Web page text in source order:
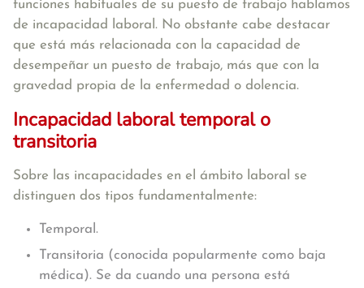
funciones habituales de su puesto de trabajo hablamos
de incapacidad laboral. No obstante cabe destacar
que está más relacionada con la capacidad de
desempeñar un puesto de trabajo, más que con la
gravedad propia de la enfermedad o dolencia.
Incapacidad laboral temporal o
transitoria
Sobre las incapacidades en el ámbito laboral se
distinguen dos tipos fundamentalmente:
Temporal.
Transitoria (conocida popularmente como baja
médica). Se da cuando una persona está